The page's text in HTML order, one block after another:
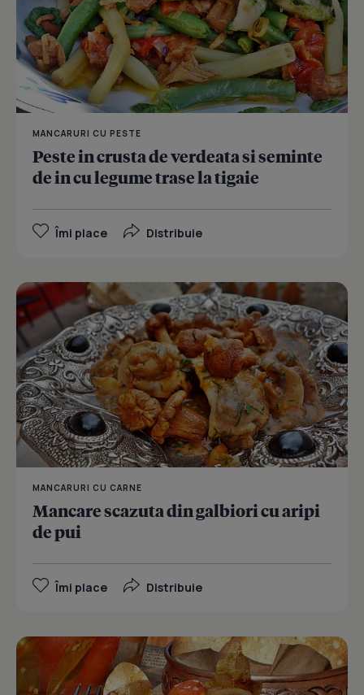
MANCARURI CU PESTE
Peste in crusta de verdeata si seminte
de in cu legume trase la tigaie
Îmi place Distribuie
MANCARURI CU CARNE
Mancare scazuta din galbiori cu aripi
de pui
Îmi place Distribuie